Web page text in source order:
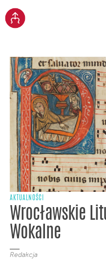
AKTUALNOŚCI
Wrocławskie
Wokalne
Redakcja